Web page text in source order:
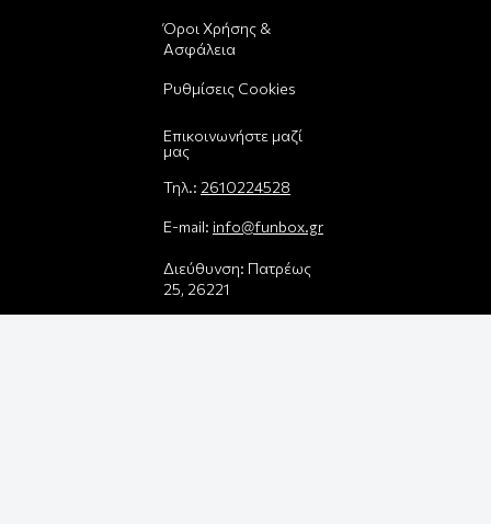
Όροι Χρήσης &
Ασφάλεια
Ρυθμίσεις Cookies
Επικοινωνήστε μαζί
μας
Τηλ.: 2610224528
E-mail: info@funbox.gr
Διεύθυνση: Πατρέως
25, 26221